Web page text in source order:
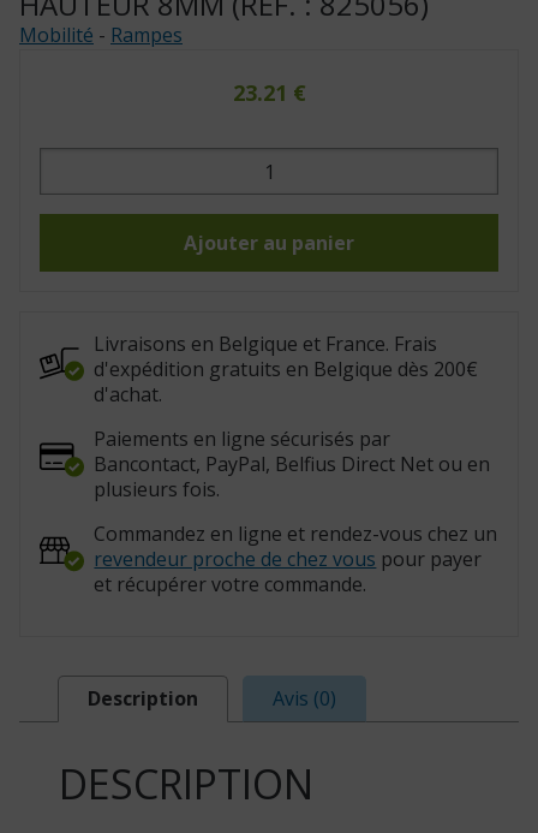
Mobilité - Rampes
23.21 €
quantité
Rampe
8mm
Ajouter au panier
Livraisons en Belgique et France. Frais
d'expédition gratuits en Belgique dès 200€
d'achat.
Paiements en ligne sécurisés par
Bancontact, PayPal, Belfius Direct Net ou en
plusieurs fois.
Commandez en ligne et rendez-vous chez un
revendeur proche de chez vous pour payer
et récupérer votre commande.
Description Avis (0)
DESCRIPTION